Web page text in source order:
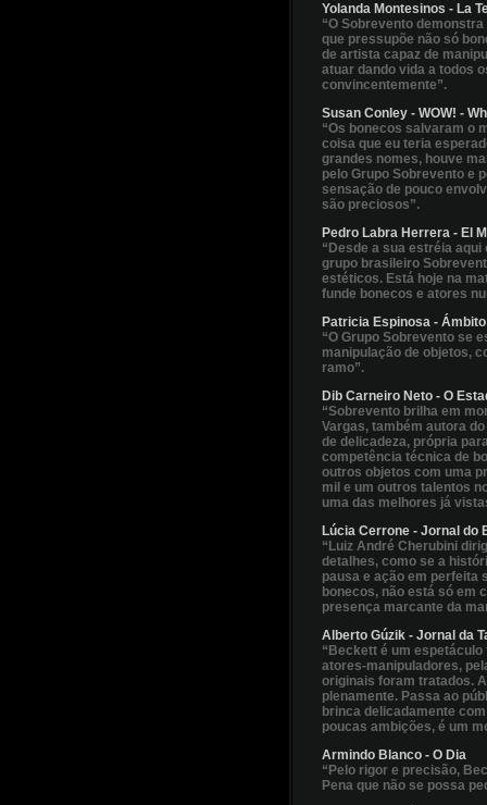
Yolanda Montesinos - La
“O Sobrevento
que pressupõe não só
de artista capaz de
atuar dando vida a todos
convincentemente”.
Susan Conley - WOW! -
“Os bonecos salvaram o
coisa que eu teria
grandes nomes, houve
pelo Grupo Sobrevento e
sensação de pouco
são preciosos”.
Pedro Labra Herrera - El
“Desde a sua estréia
grupo brasileiro
estéticos. Está hoje na
funde bonecos e atores
Patricia Espinosa -
“O Grupo Sobrevento se
manipulação de objetos,
ramo”.
Dib Carneiro Neto - O
“Sobrevento brilha em
Vargas, também autora
de delicadeza, própria
competência técnica de
outros objetos com uma
mil e um outros talentos
uma das melhores já
Lúcia Cerrone - Jornal do
“Luiz André Cherubini
detalhes, como se a
pausa e ação em perfeita
bonecos, não está só em
presença marcante da
Alberto Gúzik - Jornal da
“Beckett é um
atores-manipuladores,
originais foram tratados.
plenamente. Passa ao
brinca delicadamente
poucas ambições, é um
Armindo Blanco - O Dia
“Pelo rigor e precisão,
Pena que não se possa